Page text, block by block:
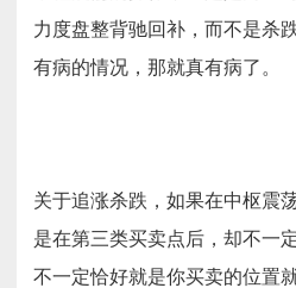
力度盘整背驰回补，而不是杀
有病的情况，那就真有病了。
关于追涨杀跌，如果在中枢震
是在第三类买卖点后，却不一
不一定恰好就是你买卖的位置